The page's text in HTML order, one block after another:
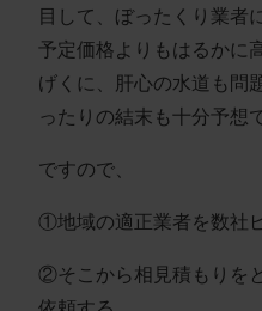
目して、ぼったくり業者
予定価格よりもはるかに
げくに、肝心の水道も問
ったりの結末も十分予想
ですので、
①地域の適正業者を数社
②そこから相見積もりを